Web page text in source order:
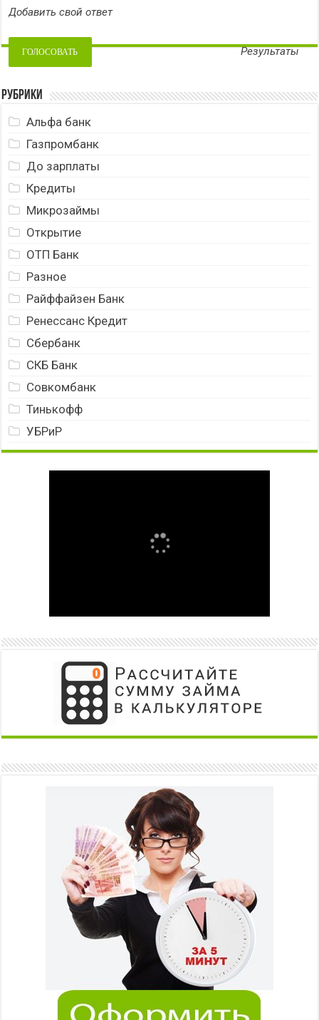
Добавить свой ответ
Результаты
Рубрики
Альфа банк
Газпромбанк
До зарплаты
Кредиты
Микрозаймы
Открытие
ОТП Банк
Разное
Райффайзен Банк
Ренессанс Кредит
Сбербанк
СКБ Банк
Совкомбанк
Тинькофф
УБРиР